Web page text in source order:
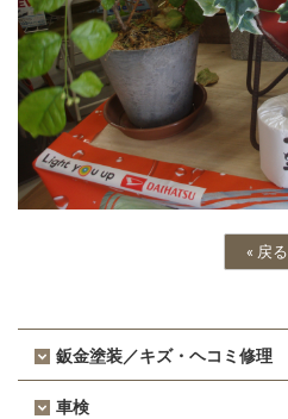
« 戻る
鈑金塗装／キズ・ヘコミ修理
車検